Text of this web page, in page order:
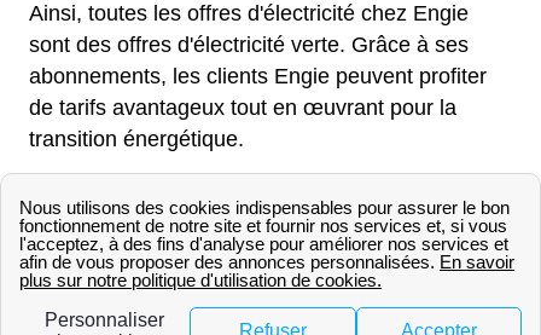
Ainsi, toutes les offres d'électricité chez Engie
sont des offres d'électricité verte. Grâce à ses
abonnements, les clients Engie peuvent profiter
de tarifs avantageux tout en œuvrant pour la
transition énergétique.
En plus d'acheter de l'énergie verte auprès de
producteurs français et européens, Engie a investi
plusieurs millions d'euros dans le développement
d'infrastructures de production d'énergie verte.
L'énergie verte commercialisée par Engie provient